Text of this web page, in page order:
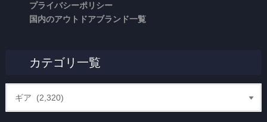
プライバシーポリシー
国内のアウトドアブランド一覧
カテゴリ一覧